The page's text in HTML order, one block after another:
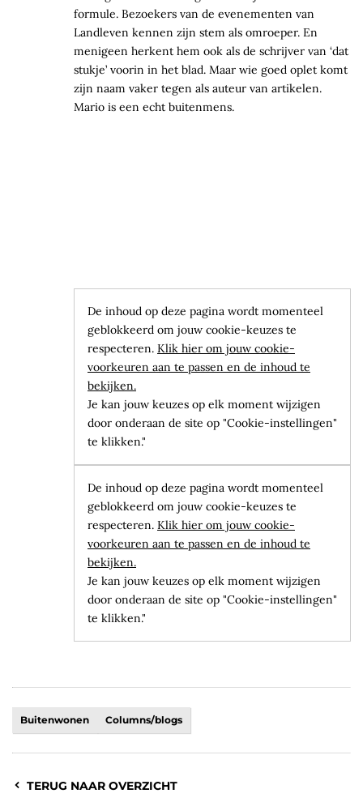
formule. Bezoekers van de evenementen van
Landleven kennen zijn stem als omroeper. En
menigeen herkent hem ook als de schrijver van ‘dat
stukje’ voorin in het blad. Maar wie goed oplet komt
zijn naam vaker tegen als auteur van artikelen.
Mario is een echt buitenmens.
De inhoud op deze pagina wordt momenteel
geblokkeerd om jouw cookie-keuzes te
respecteren. Klik hier om jouw cookie-
voorkeuren aan te passen en de inhoud te
bekijken.
Je kan jouw keuzes op elk moment wijzigen
door onderaan de site op "Cookie-instellingen"
te klikken."
De inhoud op deze pagina wordt momenteel
geblokkeerd om jouw cookie-keuzes te
respecteren. Klik hier om jouw cookie-
voorkeuren aan te passen en de inhoud te
bekijken.
Je kan jouw keuzes op elk moment wijzigen
door onderaan de site op "Cookie-instellingen"
te klikken."
Buitenwonen Columns/blogs
TERUG NAAR OVERZICHT